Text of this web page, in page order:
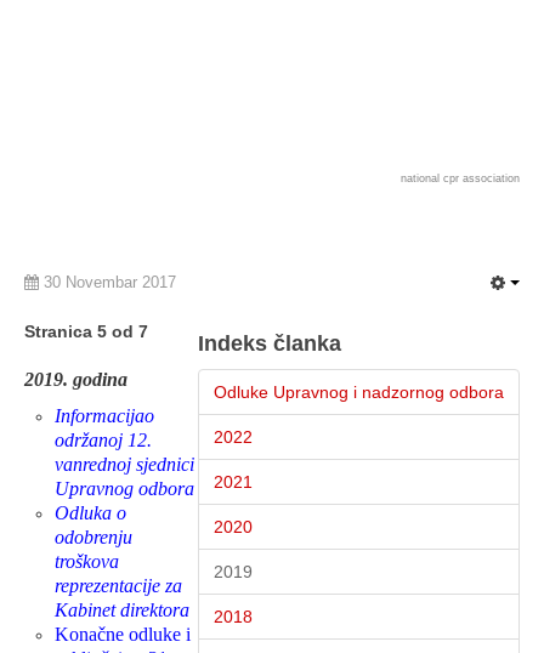
national cpr association
30 Novembar 2017
Indeks članka
Odluke Upravnog i nadzornog odbora
2022
2021
2020
2019
2018
Stranica 5 od 7
2019. godina
Informacijao
održanoj 12.
vanrednoj sjednici
Upravnog odbora
Odluka o
odobrenju
troškova
reprezentacije za
Kabinet direktora
Konačne odluke i